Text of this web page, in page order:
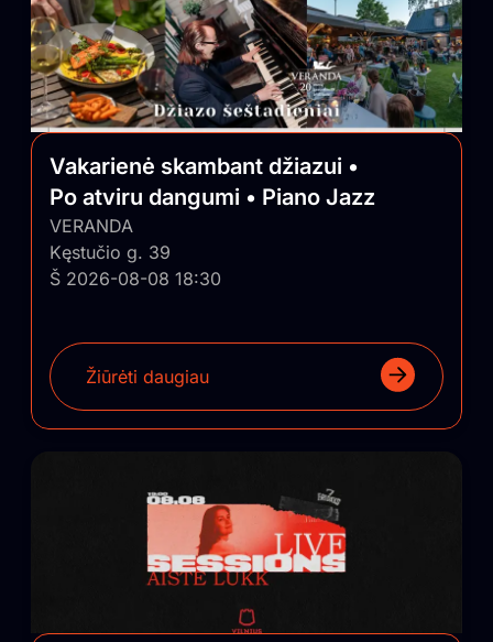
Vakarienė skambant džiazui •
Po atviru dangumi • Piano Jazz
VERANDA
Kęstučio g. 39
Š 2026-08-08 18:30
Žiūrėti daugiau